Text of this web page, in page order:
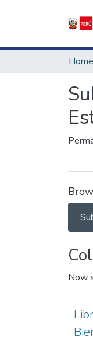
Home
Now